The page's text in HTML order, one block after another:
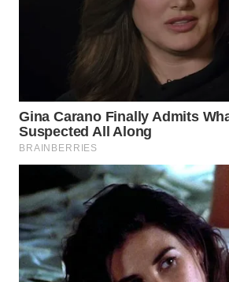
LABUANBAJO
WN
BORNEO
Group
WAHANA
NEWS